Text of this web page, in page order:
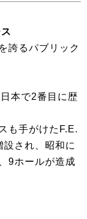
誇るパブリック
本で2番目に歴
も手がけたF.E.
され、昭和に
9ホールが造成